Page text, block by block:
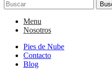
Menu
Nosotros
Pies de Nube
Contacto
Blog